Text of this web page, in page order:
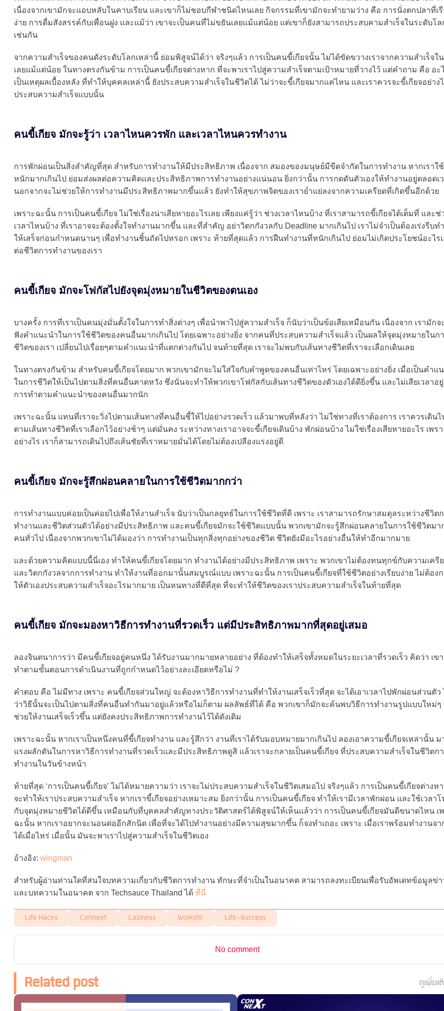
เนื่องจากเขามักจะแอบหลับในคาบเรียน และเขาก็ไม่ชอบกีฬาชนิดไหนเลย กิจกรรมที่เขามักจะทำยามว่าง คือ การนั่งตกปลาที่เ
ง่าย การดื่มสังสรรค์กับเพื่อนฝูง และแม้ว่า เขาจะเป็นคนที่ไม่ขยันเลยแม้แต่น้อย แต่เขาก็ยังสามารถประสบคามสำเร็จในระดับโล
เช่นกัน
จากความสำเร็จของคนดังระดับโลกเหล่านี้ ย่อมพิสูจน์ได้ว่า จริงๆแล้ว การเป็นคนขี้เกียจนั้น ไม่ได้ขัดขวางเราจากความสำเร็จใ
เลยแม้แต่น้อย ในทางตรงกันข้าม การเป็นคนขี้เกียจต่างหาก ที่จะพาเราไปสู่ความสำเร็จตามเป้าหมายที่วางไว้ แต่คำถาม คือ อะ
เป็นเหตุผลเบื้องหลัง ที่ทำให้บุคคลเหล่านี้ ยังประสบความสำเร็จในชีวิตได้ ไม่ว่าจะขี้เกียจมากแค่ไหน และเราควรจะขี้เกียจอย่าง
ประสบความสำเร็จแบบนั้น
คนขี้เกียจ มักจะรู้ว่า เวลาไหนควรพัก และเวลาไหนควรทำงาน
การพักผ่อนเป็นสิ่งสำคัญที่สุด สำหรับการทำงานให้มีประสิทธิภาพ เนื่องจาก สมองของมนุษย์มีขีดจำกัดในการทำงาน หากเราใ
หนักมากเกินไป ย่อมส่งผลต่อความคิดและประสิทธิภาพการทำงานอย่างแน่นอน ยิ่งกว่านั้น การกดดันตัวเองให้ทำงานอยู่ตลอดเ
นอกจากจะไม่ช่วยให้การทำงานมีประสิทธิภาพมากขึ้นแล้ว ยังทำให้สุขภาพจิตของเราย่ำแย่ลงจากความเครียดที่เกิดขึ้นอีกด้วย
เพราะฉะนั้น การเป็นคนขี้เกียจ ไม่ใช่เรื่องน่าเสียหายอะไรเลย เพียงแค่รู้ว่า ช่วงเวลาไหนบ้าง ที่เราสามารถขี้เกียจได้เต็มที่ และช่
เวลาไหนบ้าง ที่เราอาจจะต้องตั้งใจทำงานมากขึ้น และที่สำคัญ อย่าวิตกกังวลกับ Deadline มากเกินไป เราไม่จำเป็นต้องเร่งรีบท
ให้เสร็จก่อนกำหนดนานๆ เพื่อทำงานชิ้นถัดไปหรอก เพราะ ท้ายที่สุดแล้ว การฝืนทำงานที่หนักเกินไป ย่อมไม่เกิดประโยชน์อะไรเ
ต่อชีวิตการทำงานของเรา
คนขี้เกียจ มักจะโฟกัสไปยังจุดมุ่งหมายในชีวิตของตนเอง
บางครั้ง การที่เราเป็นคนมุ่งมั่นตั้งใจในการทำสิ่งต่างๆ เพื่อนำพาไปสู่ความสำเร็จ ก็นับว่าเป็นข้อเสียเหมือนกัน เนื่องจาก เรามักจ
ฟังคำแนะนำในการใช้ชีวิตของคนอื่นมากเกินไป โดยเฉพาะอย่างยิ่ง จากคนที่ประสบความสำเร็จแล้ว เป็นผลให้จุดมุ่งหมายในก
ชีวิตของเรา เปลี่ยนไปเรื่อยๆตามคำแนะนำที่แตกต่างกันไป จนท้ายที่สุด เราจะไม่พบกับเส้นทางชีวิตที่เราจะเลือกเดินเลย
ในทางตรงกันข้าม สำหรับคนขี้เกียจโดยมาก พวกเขามักจะไม่ใส่ใจกับคำพูดของคนอื่นเท่าไหร่ โดยเฉพาะอย่างยิ่ง เมื่อเป็นคำแ
ในการชีวิตให้เป็นไปตามสิ่งที่คนอื่นคาดหวัง ซึ่งนั่นจะทำให้พวกเขาโฟกัสกับเส้นทางชีวิตของตัวเองได้ดียิ่งขึ้น และไม่เสียเวลาอ
การทำตามคำแนะนำของคนอื่นมากนัก
เพราะฉะนั้น แทนที่เราจะวิ่งไปตามเส้นทางที่คนอื่นชี้ให้ไปอย่างรวดเร็ว แล้วมาพบที่หลังว่า ไม่ใช่ทางที่เราต้องการ เราควรเดินไ
ตามเส้นทางชีวิตที่เราเลือกไว้อย่างช้าๆ แต่มั่นคง ระหว่างทางเราอาจจะขี้เกียจเดินบ้าง พักผ่อนบ้าง ไม่ใช่เรื่องเสียหายอะไร เพรา
อย่างไร เราก็สามารถเดินไปถึงเส้นชัยที่เราหมายมั่นได้โดยไม่ต้องเปลืองแรงอยู่ดี
คนขี้เกียจ มักจะรู้สึกผ่อนคลายในการใช้ชีวิตมากกว่า
การทำงานแบบค่อยเป็นค่อยไปเพื่อให้งานสำเร็จ นับว่าเป็นกลยุทธ์ในการใช้ชีวิตที่ดี เพราะ เราสามารถรักษาสมดุลระหว่างชีวิต
ทำงานและชีวิตส่วนตัวได้อย่างมีประสิทธิภาพ และคนขี้เกียจมักจะใช้ชีวิตแบบนั้น พวกเขามักจะรู้สึกผ่อนคลายในการใช้ชีวิตมา
คนทั่วไป เนื่องจากพวกเขาไม่ได้มองว่า การทำงานเป็นทุกสิ่งทุกอย่างของชีวิต ชีวิตยังมีอะไรอย่างอื่นให้ทำอีกมากมาย
และด้วยความคิดแบบนี้นี่เอง ทำให้คนขี้เกียจโดยมาก ทำงานได้อย่างมีประสิทธิภาพ เพราะ พวกเขาไม่ต้องทนทุกข์กับความเครี
และวิตกกังวลจากการทำงาน ทำให้งานที่ออกมานั้นสมบูรณ์แบบ เพราะฉะนั้น การเป็นคนขี้เกียจที่ใช้ชีวิตอย่างเรียบง่าย ไม่ต้อง
ให้ตัวเองประสบความสำเร็จอะไรมากมาย เป็นหนทางที่ดีที่สุด ที่จะทำให้ชีวิตของเราประสบความสำเร็จในท้ายที่สุด
คนขี้เกียจ มักจะมองหาวิธีการทำงานที่รวดเร็ว แต่มีประสิทธิภาพมากที่สุดอยู่เสมอ
ลองจินตนาการว่า มีคนขี้เกียจอยู่คนหนึ่ง ได้รับงานมากมายหลายอย่าง ที่ต้องทำให้เสร็จทั้งหมดในระยะเวลาที่รวดเร็ว คิดว่า เขา
ทำตามขั้นตอนการดำเนินงานที่ถูกกำหนดไว้อย่างละเอียดหรือไม่ ?
คำตอบ คือ ไม่มีทาง เพราะ คนขี้เกียจส่วนใหญ่ จะต้องหาวิธีการทำงานที่ทำให้งานเสร็จเร็วที่สุด จะได้เอาเวลาไปพักผ่อนส่วนตัว
ว่าวิธีนั้นจะเป็นไปตามสิ่งที่คนอื่นทำกันมาอยู่แล้วหรือไม่ก็ตาม ผลลัพธ์ที่ได้ คือ พวกเขาก็มักจะค้นพบวิธีการทำงานรูปแบบใหม่ๆ
ช่วยให้งานเสร็จเร็วขึ้น แต่ยังคงประสิทธิภาพการทำงานไว้ได้ดังเดิม
เพราะฉะนั้น หากเราเป็นหนึ่งคนที่ขี้เกียจทำงาน และรู้สึกว่า งานที่เราได้รับมอบหมายมากเกินไป ลองเอาความขี้เกียจเหล่านั้น ม
แรงผลักดันในการหาวิธีการทำงานที่รวดเร็วและมีประสิทธิภาพดูสิ แล้วเราจะกลายเป็นคนขี้เกียจ ที่ประสบความสำเร็จในชีวิตก
ทำงานในวันข้างหน้า
ท้ายที่สุด ‘การเป็นคนขี้เกียจ’ ไม่ได้หมายความว่า เราจะไม่ประสบความสำเร็จในชีวิตเสมอไป จริงๆแล้ว การเป็นคนขี้เกียจต่างห
จะทำให้เราประสบความสำเร็จ หากเราขี้เกียจอย่างเหมาะสม ยิ่งกว่านั้น การเป็นคนขี้เกียจ ทำให้เรามีเวลาพักผ่อน และใช้เวลา
กับจุดมุ่งหมายชีวิตได้ดีขึ้น เหมือนกับที่บุคคลสำคัญทางประวัติศาสตร์ได้พิสูจน์ให้เห็นแล้วว่า การเป็นคนขี้เกียจมันดีขนาดไหน เ
ฉะนั้น หากเราอยากจะนอนต่ออีกสักนิด เพื่อที่จะได้ไปทำงานอย่างมีความสุขมากขึ้น ก็จงทำเถอะ เพราะ เมื่อเราพร้อมทำงานจา
ได้เมื่อไหร่ เมื่อนั้น มันจะพาเราไปสู่ความสำเร็จในชีวิตเอง
อ้างอิง: wingman
สำหรับผู้อ่านท่านใดที่สนใจบทความเกี่ยวกับชีวิตการทำงาน ทักษะที่จำเป็นในอนาคต สามารถลงทะเบียนเพื่อรับอัพเดทข้อมูลข่า
และบทความในอนาคต จาก Techsauce Thailand ได้ ที่นี่
Life Hacks Connext Laziness Worklife Life-Success
No comment
Related post ดูเพิ่มเ